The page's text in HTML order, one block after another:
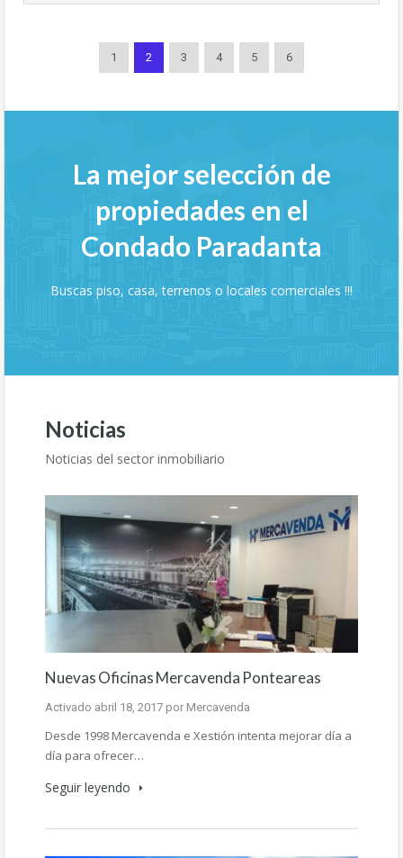
1 2 3 4 5 6
La mejor selección de
propiedades en el
Condado Paradanta
Buscas piso, casa, terrenos o locales comerciales !!!
Noticias
Noticias del sector inmobiliario
Nuevas Oficinas Mercavenda Ponteareas
Activado abril 18, 2017 por Mercavenda
Desde 1998 Mercavenda e Xestión intenta mejorar día a
día para ofrecer…
Seguir leyendo